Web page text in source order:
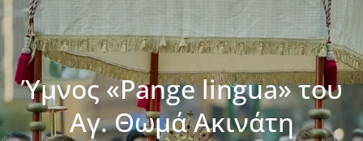
Ύμνος «Pange lingua» του
Αγ. Θωμά Ακινάτη